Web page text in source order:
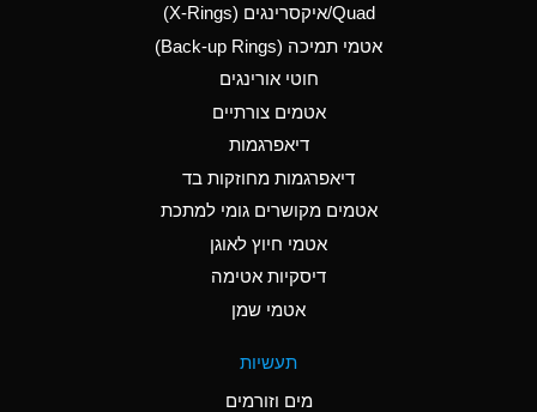
(Aqueous)
Aluminum Phosphate
Ammonia Anhydrous
C
Ammonia Gas (cold)
A
Ammonia Gas (hot)
Quad/איקסרינגים (X-Rings)
אטמי תמיכה (Back-up Rings)
חוטי אורינגים
אטמים צורתיים
דיאפרגמות
דיאפרגמות מחוזקות בד
אטמים מקושרים גומי למתכת
אטמי חיוץ לאוגן
דיסקיות אטימה
אטמי שמן
תעשיות
מים וזורמים